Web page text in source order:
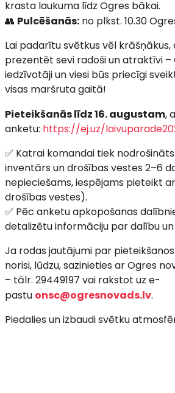
krasta laukuma līdz Ogres bākai.
👥 Pulcēšanās: no plkst. 10.30
Lai padarītu svētkus vēl
prezentēt sevi radoši un atraktīvi –
iedzīvotāji un viesi būs priecīgi
visas maršruta gaitā!
Pieteikšanās līdz 16. augustam,
anketu: https://ej.uz/
✅ Katrai komandai tiek
inventārs un drošības vestes 2–6
nepieciešams, iespējams pieteikt
drošības vestes).
✅ Pēc anketu apkopošanas
detalizētu informāciju par dalību un
Ja rodas jautājumi par
norisi, lūdzu, sazinieties ar Ogres
– tālr. 29449197 vai rakstot uz e-
pastu onsc@ogresnovads.lv.
Piedalies un izbaudi svētku